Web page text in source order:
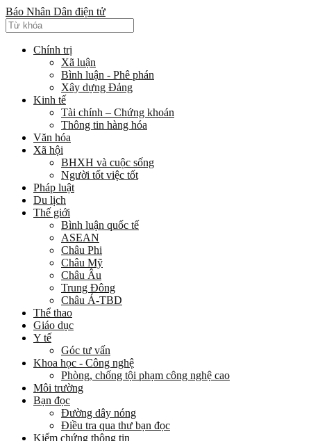
Báo Nhân Dân điện tử
Chính trị
Xã luận
Bình luận - Phê phán
Xây dựng Đảng
Kinh tế
Tài chính – Chứng khoán
Thông tin hàng hóa
Văn hóa
Xã hội
BHXH và cuộc sống
Người tốt việc tốt
Pháp luật
Du lịch
Thế giới
Bình luận quốc tế
ASEAN
Châu Phi
Châu Mỹ
Châu Âu
Trung Đông
Châu Á-TBD
Thể thao
Giáo dục
Y tế
Góc tư vấn
Khoa học - Công nghệ
Phòng, chống tội phạm công nghệ cao
Môi trường
Bạn đọc
Đường dây nóng
Điều tra qua thư bạn đọc
Kiểm chứng thông tin